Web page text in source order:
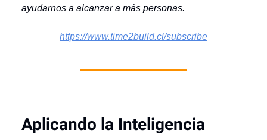
ayudarnos a alcanzar a más personas.
https://www.time2build.cl/subscribe
Aplicando la Inteligencia